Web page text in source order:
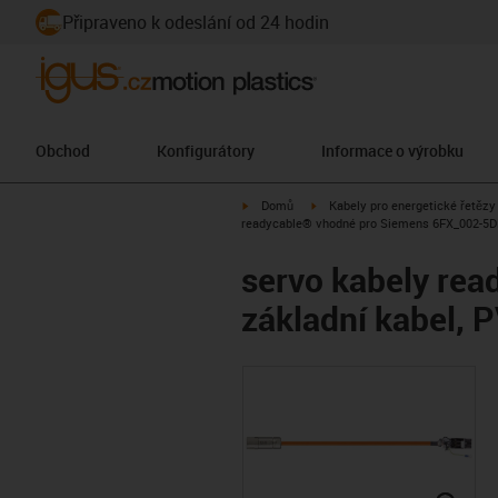
Připraveno k odeslání od 24 hodin
Obchod Konfigurátory Informace o výrobku
igus-icon-arrow-right
Domů igus-icon-arrow-right
Kabely pro energetické řetězy
readycable® vhodné pro Siemens 6FX_002-
servo kabely
základní kabel,